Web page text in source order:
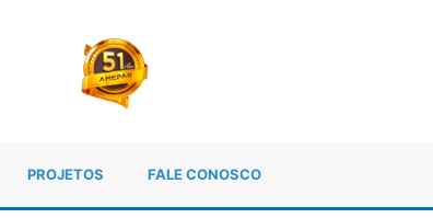
PROJETOS FALE CONOSCO